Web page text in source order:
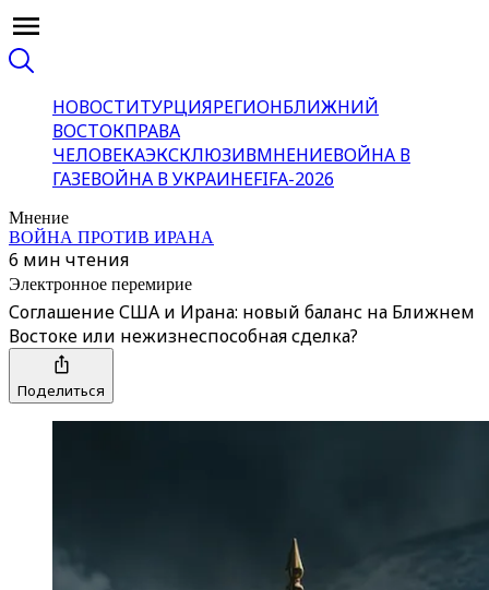
НОВОСТИТУРЦИЯРЕГИОНБЛИЖНИЙ
ВОСТОКПРАВА
ЧЕЛОВЕКАЭКСКЛЮЗИВМНЕНИЕВОЙНА В
ГАЗЕВОЙНА В УКРАИНЕFIFA-2026
Мнение
ВОЙНА ПРОТИВ ИРАНА
6 мин чтения
Электронное перемирие
Соглашение США и Ирана: новый баланс на Ближнем
Востоке или нежизнеспособная сделка?
Поделиться